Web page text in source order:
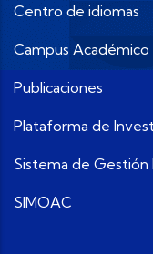
Centro de idiomas
Campus Académico
Publicaciones
Plataforma de
Sistema de
SIMOAC